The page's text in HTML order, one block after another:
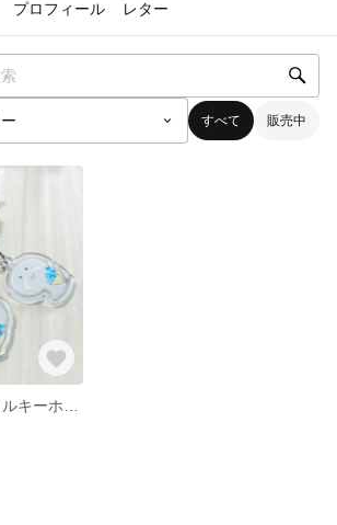
プロフィール レター
すべて 販売中